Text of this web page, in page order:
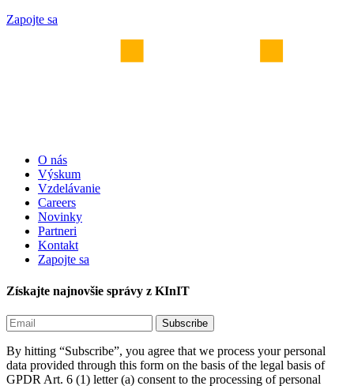
Zapojte sa
O nás
Výskum
Vzdelávanie
Careers
Novinky
Partneri
Kontakt
Zapojte sa
Získajte najnovšie správy z KInIT
By hitting “Subscribe”, you agree that we process your personal
data provided through this form on the basis of the legal basis of
GPDR Art. 6 (1) letter (a) consent to the processing of personal